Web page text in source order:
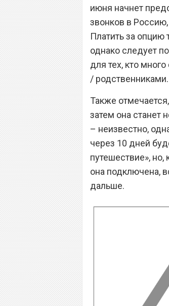
июня начнет
звонков в
Платить за опцию
однако следует
для тех, кто
/ родственниками.
Также
затем она станет
– неизвестно,
через 10 дней
путешествие», но,
она подключена,
дальше.